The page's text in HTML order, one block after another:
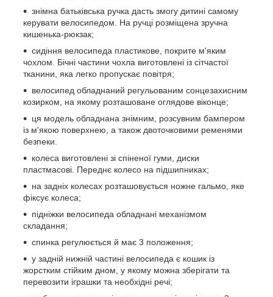
знімна батьківська ручка дасть змогу дитині самому
керувати велосипедом. На ручці розміщена зручна
кишенька-рюкзак;
сидіння велосипеда пластикове, покрите м'яким
чохлом. Бічні частини чохла виготовлені із сітчастої
тканини, яка легко пропускає повітря;
велосипед обладнаний регульованим сонцезахисним
козирком, на якому розташоване оглядове віконце;
ця модель обладнана знімним, розсувним бампером
із м'якою поверхнею, а також двоточковими ременями
безпеки.
колеса виготовлені зі спіненої гуми, диски
пластмасові. Переднє колесо на підшипниках;
на задніх колесах розташовується ножне гальмо, яке
фіксує колеса;
підніжки велосипеда обладнані механізмом
складання;
спинка регулюється й має 3 положення;
у задній нижній частині велосипеда є кошик із
жорстким стійким дном, у якому можна зберігати та
перевозити іграшки та необхідні речі;